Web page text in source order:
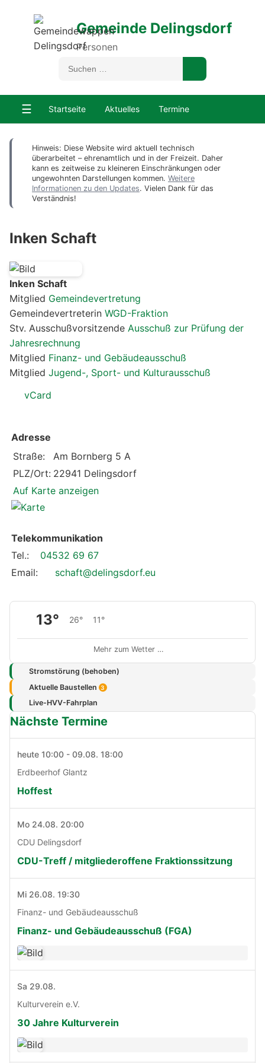
Gemeinde Delingsdorf
Personen
☰ Startseite Aktuelles Termine
Hinweis: Diese Website wird aktuell technisch
überarbeitet – ehrenamtlich und in der Freizeit. Daher
kann es zeitweise zu kleineren Einschränkungen oder
ungewohnten Darstellungen kommen. Weitere
Informationen zu den Updates. Vielen Dank für das
Verständnis!
Inken Schaft
Inken Schaft
Mitglied Gemeindevertretung
Gemeindevertreterin WGD-Fraktion
Stv. Ausschußvorsitzende Ausschuß zur Prüfung der
Jahresrechnung
Mitglied Finanz- und Gebäudeausschuß
Mitglied Jugend-, Sport- und Kulturausschuß
vCard
Adresse
Straße:
Am Bornberg 5 A
PLZ/Ort: 22941 Delingsdorf
Auf Karte anzeigen
Telekommunikation
Tel.:
04532 69 67
Email:
schaft@delingsdorf.eu
13° 26° 11°
Mehr zum Wetter …
Stromstörung (behoben)
Aktuelle Baustellen 3
Live-HVV-Fahrplan
Nächste Termine
heute 10:00 - 09.08. 18:00
Erdbeerhof Glantz
Hoffest
Mo 24.08. 20:00
CDU Delingsdorf
CDU-Treff / mitgliederoffene Fraktionssitzung
Mi 26.08. 19:30
Finanz- und Gebäudeausschuß
Finanz- und Gebäudeausschuß (FGA)
Sa 29.08.
Kulturverein e.V.
30 Jahre Kulturverein